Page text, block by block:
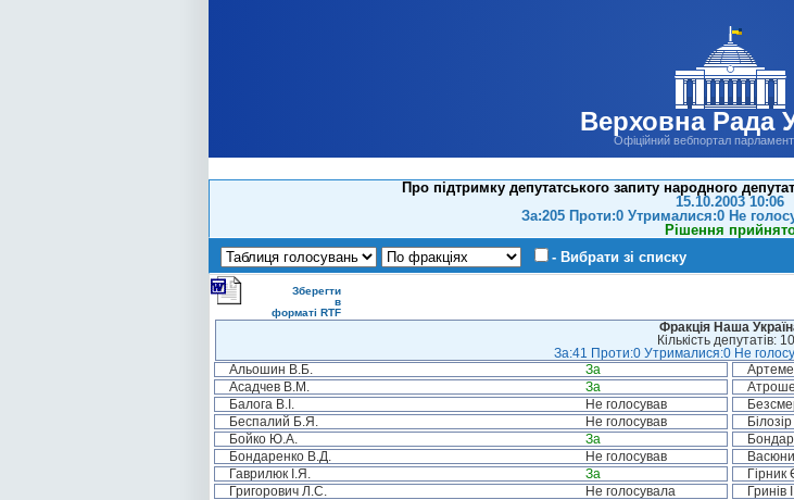
Верховна Рада
Офіційний вебпортал
Про підтримку депутатського запиту народного
15.10.2003 10:06
За:205 Проти:0 Утрималися:0 Не
Рішення
- Вибрати зі списку
Зберегти
в
форматі RTF
Фракція Наша
Кількість депутатів:
За:41 Проти:0 Утрималися:0 Не
Альошин В.Б.
За
Асадчев В.М.
За
Балога В.І.
Не голосував
Беспалий Б.Я.
Не голосував
Бойко Ю.А.
За
Бондаренко В.Д.
Не голосував
Гаврилюк І.Я.
За Гірник
Григорович Л.С.
Не голосувала Гринів